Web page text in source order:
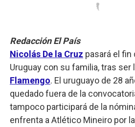
Redacción El País
Nicolás De la Cruz pasará el fin
Uruguay con su familia, tras ser
Flamengo. El uruguayo de 28
quedado fuera de la
tampoco participará de la
enfrenta a Atlético Mineiro por